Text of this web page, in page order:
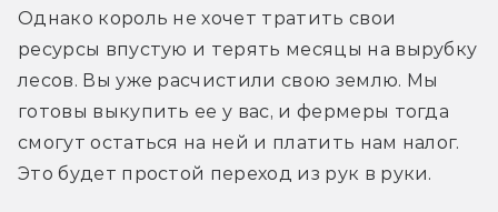
Однако король не хочет тратить свои
ресурсы впустую и терять месяцы на вырубку
лесов. Вы уже расчистили свою землю. Мы
готовы выкупить ее у вас, и фермеры тогда
смогут остаться на ней и платить нам налог.
Это будет простой переход из рук в руки.